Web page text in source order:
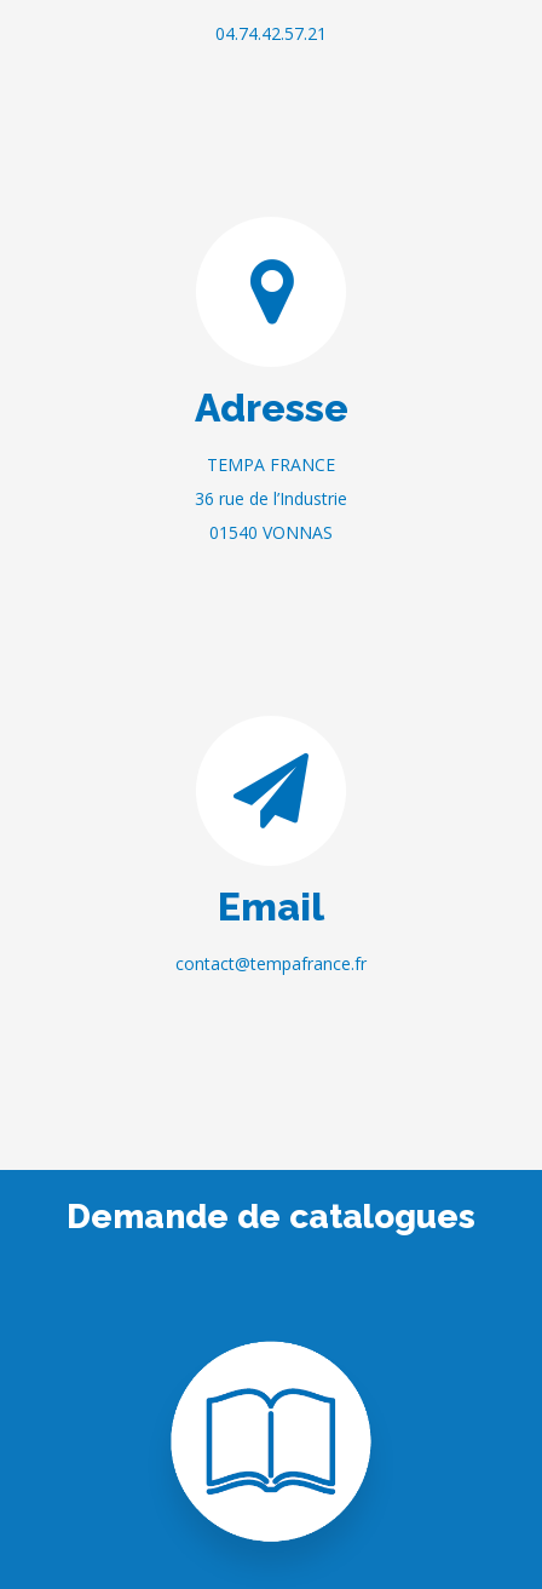
04.74.42.57.21
Adresse
TEMPA FRANCE
36 rue de l’Industrie
01540 VONNAS
Email
contact@tempafrance.fr
Demande de catalogues